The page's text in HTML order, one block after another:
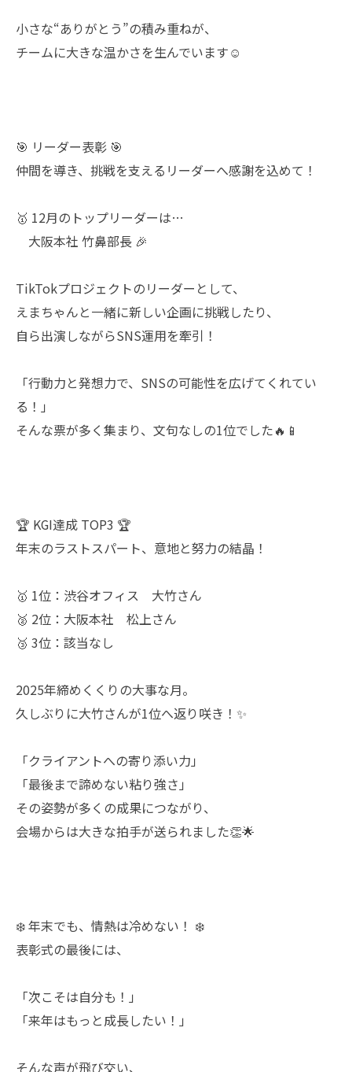
小さな“ありがとう”の積み重ねが、
チームに大きな温かさを生んでいます☺️
🎯 リーダー表彰 🎯
仲間を導き、挑戦を支えるリーダーへ感謝を込めて！
🥇 12月のトップリーダーは…
大阪本社 竹鼻部長 🎉
TikTokプロジェクトのリーダーとして、
えまちゃんと一緒に新しい企画に挑戦したり、
自ら出演しながらSNS運用を牽引！
「行動力と発想力で、SNSの可能性を広げてくれてい
る！」
そんな票が多く集まり、文句なしの1位でした🔥📱
🏆 KGI達成 TOP3 🏆
年末のラストスパート、意地と努力の結晶！
🥇 1位：渋谷オフィス 大竹さん
🥈 2位：大阪本社 松上さん
🥉 3位：該当なし
2025年締めくくりの大事な月。
久しぶりに大竹さんが1位へ返り咲き！✨
「クライアントへの寄り添い力」
「最後まで諦めない粘り強さ」
その姿勢が多くの成果につながり、
会場からは大きな拍手が送られました👏🌟
❄️ 年末でも、情熱は冷めない！ ❄️
表彰式の最後には、
「次こそは自分も！」
「来年はもっと成長したい！」
そんな声が飛び交い、